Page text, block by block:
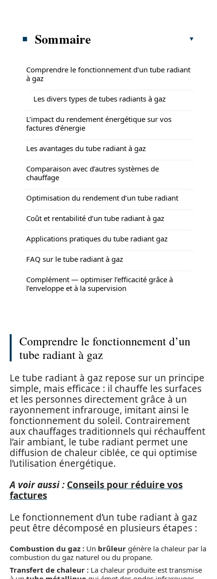
Sommaire
Comprendre le fonctionnement d’un tube radiant
à gaz
Les divers types de tubes radiants à gaz
L’impact du rendement énergétique sur vos
factures d’énergie
Les avantages du tube radiant à gaz
Comparaison avec d’autres systèmes de
chauffage
Optimisation du rendement d’un tube radiant
Coût et rentabilité d’un tube radiant à gaz
Applications pratiques du tube radiant gaz
FAQ sur le tube radiant à gaz
Complément — optimiser l’efficacité grâce à
l’enveloppe et à la supervision
Comprendre le fonctionnement d’un
tube radiant à gaz
Le tube radiant à gaz repose sur un principe
simple, mais efficace : il chauffe les surfaces
et les personnes directement grâce à un
rayonnement infrarouge, imitant ainsi le
fonctionnement du soleil. Contrairement
aux chauffages traditionnels qui réchauffent
l’air ambiant, le tube radiant permet une
diffusion de chaleur ciblée, ce qui optimise
l’utilisation énergétique.
A voir aussi : Conseils pour réduire vos
factures
Le fonctionnement d’un tube radiant à gaz
peut être décomposé en plusieurs étapes :
Combustion du gaz : Un brûleur génère la chaleur par la
combustion du gaz naturel ou du propane.
Transfert de chaleur : La chaleur produite est transmise